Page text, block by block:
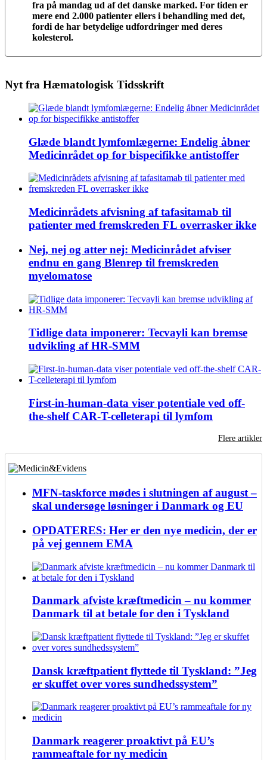
fra på mandag ud af det danske marked. For tiden er
mere end 2.000 patienter ellers i behandling med det,
fordi de har betydelige udfordringer med deres
kolesterol.
Nyt fra Hæmatologisk Tidsskrift
Glæde blandt lymfomlægerne: Endelig åbner
Medicinrådet op for bispecifikke antistoffer
Medicinrådets afvisning af tafasitamab til
patienter med fremskreden FL overrasker ikke
Nej, nej og atter nej: Medicinrådet afviser
endnu en gang Blenrep til fremskreden
myelomatose
Tidlige data imponerer: Tecvayli kan bremse
udvikling af HR-SMM
First-in-human-data viser potentiale ved off-
the-shelf CAR-T-celleterapi til lymfom
Flere artikler
MFN-taskforce mødes i slutningen af august –
skal undersøge løsninger i Danmark og EU
OPDATERES: Her er den nye medicin, der er
på vej gennem EMA
Danmark afviste kræftmedicin – nu kommer
Danmark til at betale for den i Tyskland
Dansk kræftpatient flyttede til Tyskland: ”Jeg
er skuffet over vores sundhedssystem”
Danmark reagerer proaktivt på EU’s
rammeaftale for ny medicin